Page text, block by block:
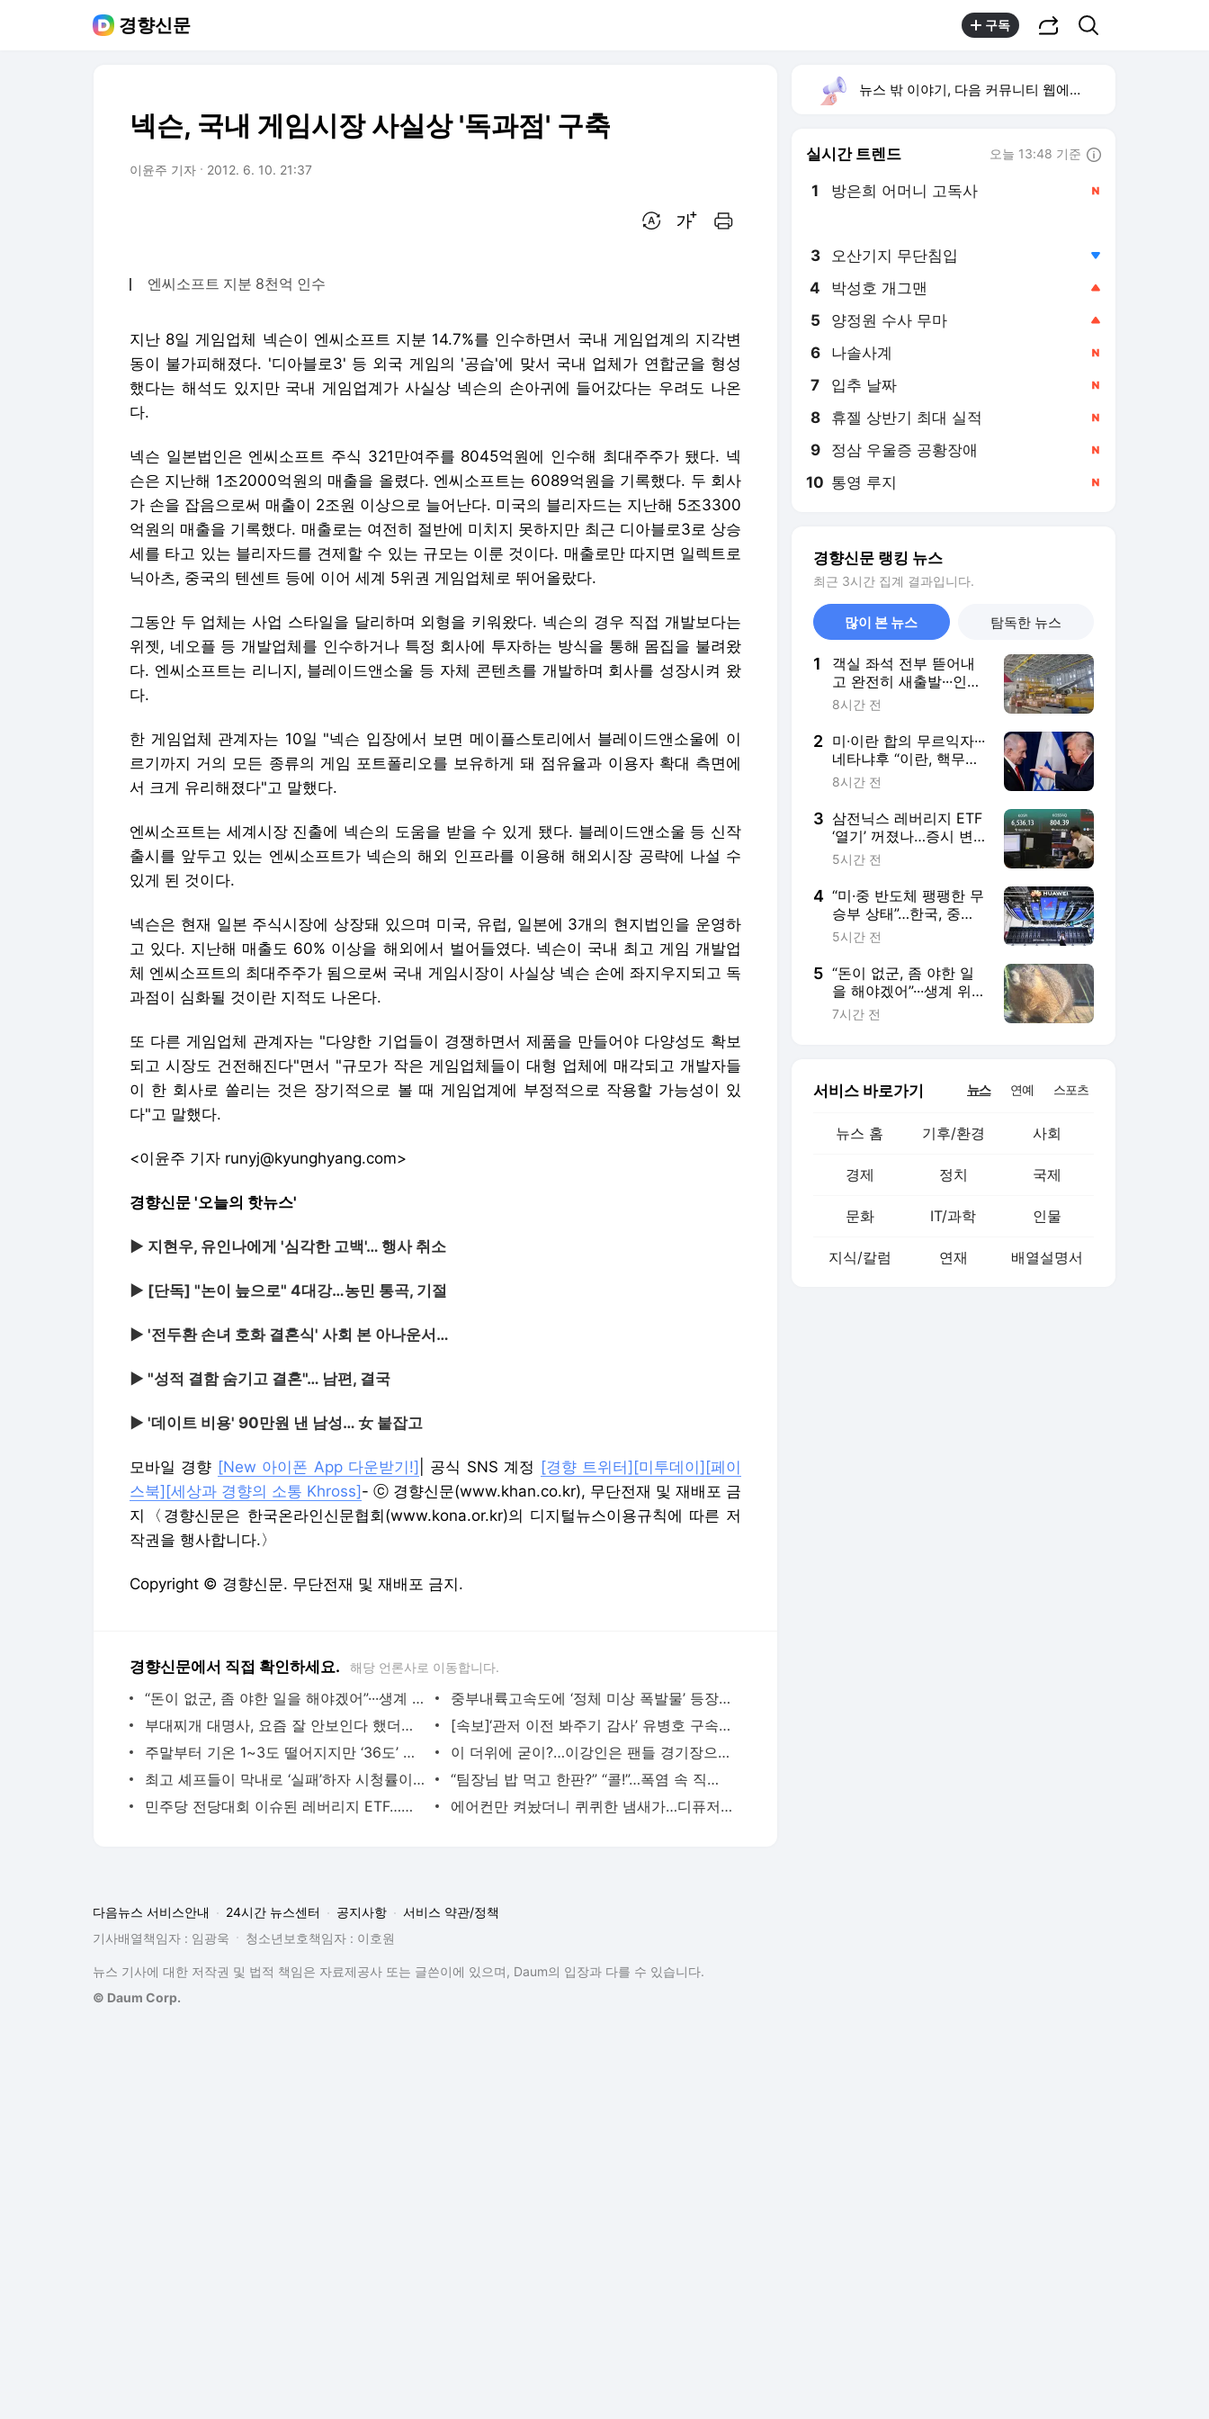
경향신문 구독
넥슨, 국내 게임시장 사실상 '독과점' 구축
이윤주 기자 2012. 6. 10. 21:37
엔씨소프트 지분 8천억 인수
지난 8일 게임업체 넥슨이 엔씨소프트 지분 14.7%를 인수하면서 국내 게임업계의 지각변
동이 불가피해졌다. '디아블로3' 등 외국 게임의 '공습'에 맞서 국내 업체가 연합군을 형성
했다는 해석도 있지만 국내 게임업계가 사실상 넥슨의 손아귀에 들어갔다는 우려도 나온
다.
넥슨 일본법인은 엔씨소프트 주식 321만여주를 8045억원에 인수해 최대주주가 됐다. 넥
슨은 지난해 1조2000억원의 매출을 올렸다. 엔씨소프트는 6089억원을 기록했다. 두 회사
가 손을 잡음으로써 매출이 2조원 이상으로 늘어난다. 미국의 블리자드는 지난해 5조3300
억원의 매출을 기록했다. 매출로는 여전히 절반에 미치지 못하지만 최근 디아블로3로 상승
세를 타고 있는 블리자드를 견제할 수 있는 규모는 이룬 것이다. 매출로만 따지면 일렉트로
닉아츠, 중국의 텐센트 등에 이어 세계 5위권 게임업체로 뛰어올랐다.
그동안 두 업체는 사업 스타일을 달리하며 외형을 키워왔다. 넥슨의 경우 직접 개발보다는
위젯, 네오플 등 개발업체를 인수하거나 특정 회사에 투자하는 방식을 통해 몸집을 불려왔
다. 엔씨소프트는 리니지, 블레이드앤소울 등 자체 콘텐츠를 개발하며 회사를 성장시켜 왔
다.
한 게임업체 관계자는 10일 "넥슨 입장에서 보면 메이플스토리에서 블레이드앤소울에 이
르기까지 거의 모든 종류의 게임 포트폴리오를 보유하게 돼 점유율과 이용자 확대 측면에
서 크게 유리해졌다"고 말했다.
엔씨소프트는 세계시장 진출에 넥슨의 도움을 받을 수 있게 됐다. 블레이드앤소울 등 신작
출시를 앞두고 있는 엔씨소프트가 넥슨의 해외 인프라를 이용해 해외시장 공략에 나설 수
있게 된 것이다.
넥슨은 현재 일본 주식시장에 상장돼 있으며 미국, 유럽, 일본에 3개의 현지법인을 운영하
고 있다. 지난해 매출도 60% 이상을 해외에서 벌어들였다. 넥슨이 국내 최고 게임 개발업
체 엔씨소프트의 최대주주가 됨으로써 국내 게임시장이 사실상 넥슨 손에 좌지우지되고 독
과점이 심화될 것이란 지적도 나온다.
또 다른 게임업체 관계자는 "다양한 기업들이 경쟁하면서 제품을 만들어야 다양성도 확보
되고 시장도 건전해진다"면서 "규모가 작은 게임업체들이 대형 업체에 매각되고 개발자들
이 한 회사로 쏠리는 것은 장기적으로 볼 때 게임업계에 부정적으로 작용할 가능성이 있
다"고 말했다.
<이윤주 기자 runyj@kyunghyang.com>
경향신문 '오늘의 핫뉴스'
▶ 지현우, 유인나에게 '심각한 고백'… 행사 취소
▶ [단독] "논이 늪으로" 4대강…농민 통곡, 기절
▶ '전두환 손녀 호화 결혼식' 사회 본 아나운서…
▶ "성적 결함 숨기고 결혼"… 남편, 결국
▶ '데이트 비용' 90만원 낸 남성… 女 붙잡고
모바일 경향 [New 아이폰 App 다운받기!] | 공식 SNS 계정 [경향 트위터] [미투데이] [페이
스북] [세상과 경향의 소통 Khross] - ⓒ 경향신문(www.khan.co.kr), 무단전재 및 재배포 금
지〈경향신문은 한국온라인신문협회(www.kona.or.kr)의 디지털뉴스이용규칙에 따른 저
작권을 행사합니다.〉
Copyright © 경향신문. 무단전재 및 재배포 금지.
경향신문에서 직접 확인하세요. 해당 언론사로 이동합니다.
“돈이 없군, 좀 야한 일을 해야겠어”···생계 위기에 성인 플랫폼 ‘온리팬스’ 뛰어든 ‘다
중부내륙고속도에 ‘정체 미상 폭발물’ 등장···처리반 출동에 차량 정체 빚어져
부대찌개 대명사, 요즘 잘 안보인다 했더니···프랜차이즈 ‘놀부’ 회생 신청, 지난해 영업손
[속보]‘관저 이전 봐주기 감사’ 유병호 구속적부심 기각···구속 유지
주말부터 기온 1~3도 떨어지지만 ‘36도’ 무더위···강원도 ‘호우특보’
이 더위에 굳이?…이강인은 팬들 경기장으로 이끌까
최고 셰프들이 막내로 ‘실패’하자 시청률이 뛰었다···‘진짜’를 본 시청자들 공감
“팀장님 밥 먹고 한판?” “콜!”…폭염 속 직장인 사로잡은 ‘점심 몰캉스’
민주당 전당대회 이슈된 레버리지 ETF…정청래 “김민석, 피눈물 흘리는 국민께 사과해야”
에어컨만 켜놨더니 퀴퀴한 냄새가…디퓨저 없이 집안 공기 상쾌하게 만드는 법
뉴스 밖 이야기, 다음 커뮤니티 웹에서 보기
실시간 트렌드 오늘 13:48 기준
1 방은희 어머니 고독사
3 오산기지 무단침입
4 박성호 개그맨
5 양정원 수사 무마
6 나솔사계
7 입추 날짜
8 휴젤 상반기 최대 실적
9 정삼 우울증 공황장애
10 통영 루지
경향신문 랭킹 뉴스
최근 3시간 집계 결과입니다.
많이 본 뉴스 탐독한 뉴스
1
객실 좌석 전부 뜯어내
고 완전히 새출발···인천
공항서 국내 첫 ‘개조 항
8시간 전
2 미·이란 합의 무르익자···
네타냐후 “이란, 핵무기
개발 선언”
8시간 전
3 삼전닉스 레버리지 ETF
‘열기’ 꺼졌나…증시 변
동성도 줄어들어
5시간 전
4 “미·중 반도체 팽팽한 무
승부 상태”…한국, 중국
기술 활용하는 시너지
5시간 전
5 “돈이 없군, 좀 야한 일
을 해야겠어”···생계 위기
에 성인 플랫폼 ‘온리팬
7시간 전
서비스 바로가기 뉴스 연예 스포츠
뉴스 홈 기후/환경 사회
경제 정치 국제
문화 IT/과학 인물
지식/칼럼 연재 배열설명서
다음뉴스 서비스안내 24시간 뉴스센터 공지사항
서비스 약관/정책
기사배열책임자 : 임광욱
청소년보호책임자 : 이호원
뉴스 기사에 대한 저작권 및 법적 책임은 자료제공사 또는 글쓴이에 있으며, Daum의 입장과 다를 수 있습니다.
© Daum Corp.